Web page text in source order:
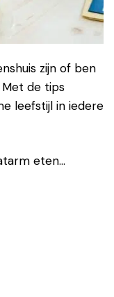
zijn of ben
Met de tips
leefstijl in iedere
eten…